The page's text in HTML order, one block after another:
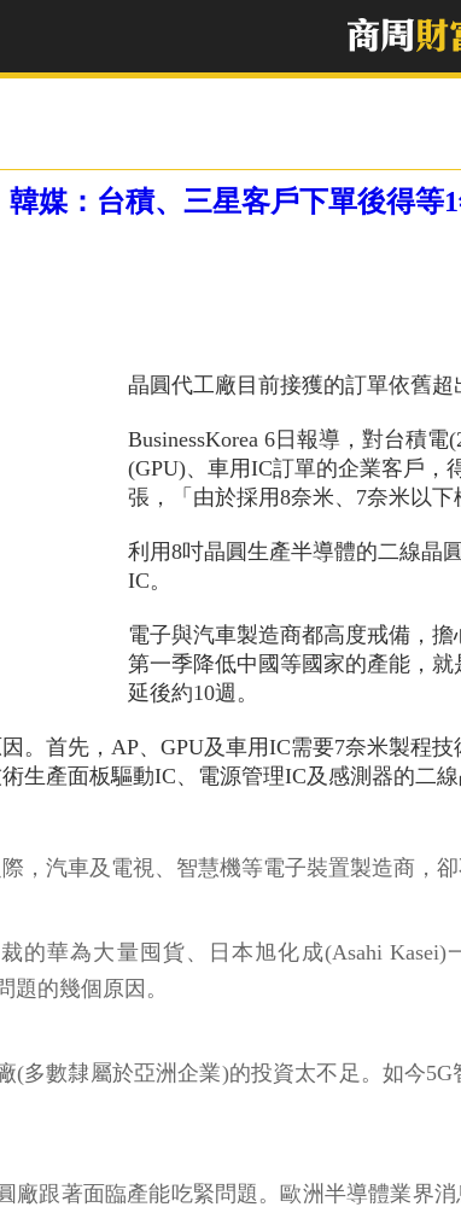
媒：台積、三星客戶下單後得等
晶圓代工廠目前接獲的訂單依舊
BusinessKorea 6日報導，對台積
(GPU)、車用IC訂單的企業客戶，
張，「由於採用8奈米、7奈米以
利用8吋晶圓生產半導體的二線晶
IC。
電子與汽車製造商都高度戒備，擔
第一季降低中國等國家的產能，
延後約10週。
。首先，AP、GPU及車用IC需要7奈米製程
生產面板驅動IC、電源管理IC及感測器的二
，汽車及電視、智慧機等電子裝置製造商，
裁的華為大量囤貨、日本旭化成(Asahi
題的幾個原因。
(多數隸屬於亞洲企業)的投資太不足。如今
廠跟著面臨產能吃緊問題。歐洲半導體業界